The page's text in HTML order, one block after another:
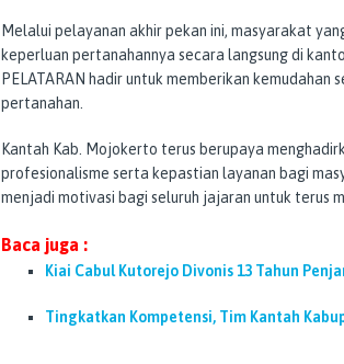
Melalui pelayanan akhir pekan ini, masyarakat
keperluan pertanahannya secara langsung di
PELATARAN hadir untuk memberikan
pertanahan.
Kantah Kab. Mojokerto terus berupaya
profesionalisme serta kepastian layanan bagi
menjadi motivasi bagi seluruh jajaran untuk terus
Baca juga :
Kiai Cabul Kutorejo Divonis 13 Tahun
Tingkatkan Kompetensi, Tim Kantah